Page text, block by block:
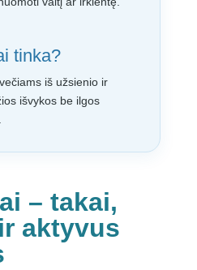
tinka?
iš užsienio ir
išvykos be ilgos
– takai,
aktyvus